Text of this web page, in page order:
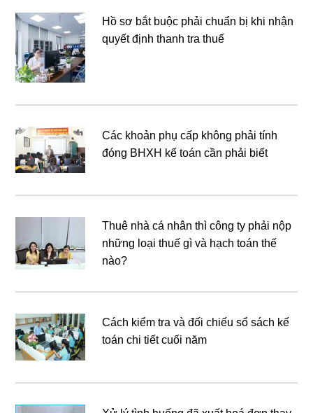
Hồ sơ bắt buộc phải chuẩn bị khi nhận
quyết định thanh tra thuế
Các khoản phụ cấp không phải tính
đóng BHXH kế toán cần phải biết
Thuê nhà cá nhân thì công ty phải nộp
những loại thuế gì và hạch toán thế
nào?
Cách kiểm tra và đối chiếu sổ sách kế
toán chi tiết cuối năm